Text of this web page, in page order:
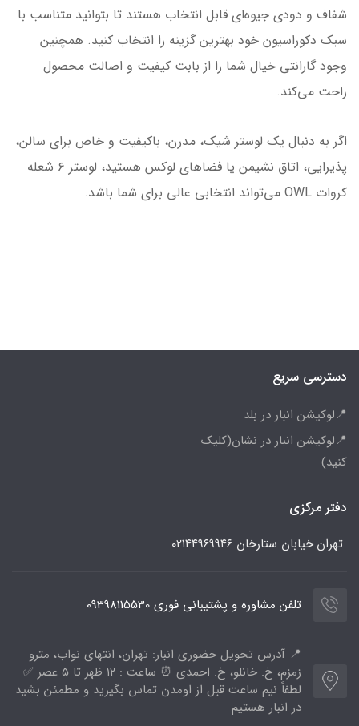
شفاف و دودی جیوه‌ای قابل انتخاب هستند تا بتوانید متناسب با
سبک دکوراسیون خود بهترین گزینه را انتخاب کنید. همچنین
وجود گارانتی خیال شما را از بابت کیفیت و اصالت محصول
راحت می‌کند.
اگر به دنبال یک لوستر شیک، مدرن، باکیفیت و خاص برای سالن،
پذیرایی، اتاق نشیمن یا فضاهای لوکس هستید، لوستر ۶ شعله
کروات OWL می‌تواند انتخابی عالی برای شما باشد.
دسترسی سریع
📍لوکیشن انبار در بلد
📍لوکیشن انبار در نشان(کلیک
کنید)
دفتر مرکزی
تهران.خیابان ستارخان ۰۲۱۴۴۹۶۹۹۴۶
تلفن مشاوره و پشتیبانی فوری 09398115530
📍 آدرس تحویل حضوری انبار: تهران، انتهای نواب، مترو
زمزم، خ. خانلو، خ. احمدی ⏰ ساعت : ۱۲ ظهر تا ۵ عصر ✅
لطفاً نیم ساعت قبل از اومدن تماس بگیرید و مطمئن بشید
در انبار هستیم